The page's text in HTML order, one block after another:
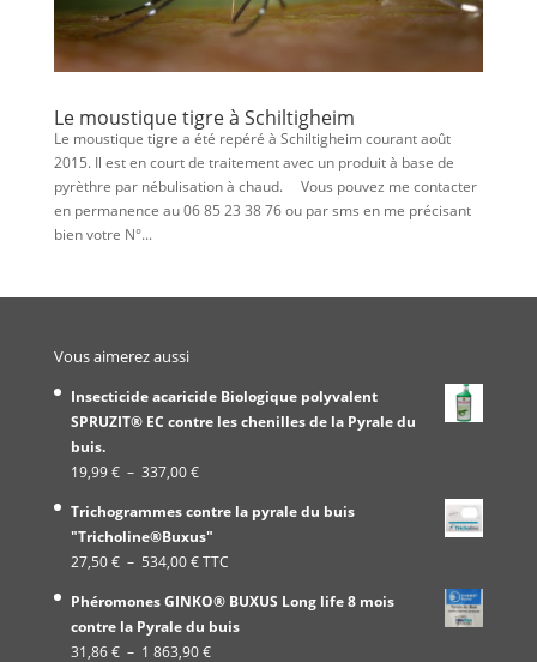
Le moustique tigre à Schiltigheim
Le moustique tigre a été repéré à Schiltigheim courant août
2015. Il est en court de traitement avec un produit à base de
pyrèthre par nébulisation à chaud. Vous pouvez me contacter
en permanence au 06 85 23 38 76 ou par sms en me précisant
bien votre N°...
Vous aimerez aussi
Insecticide acaricide Biologique polyvalent
SPRUZIT® EC contre les chenilles de la Pyrale du
buis.
19,99€ – 337,00€Plage
prix :
19,99 €
à
337,00 €
Trichogrammes contre la pyrale du buis
"Tricholine®Buxus"
27,50€ – 534,00€Plage
prix :
27,50 €
TTC
Phéromones GINKO® BUXUS Long life 8 mois
contre la Pyrale du buis
31,86€ – 1 863,90€Plage